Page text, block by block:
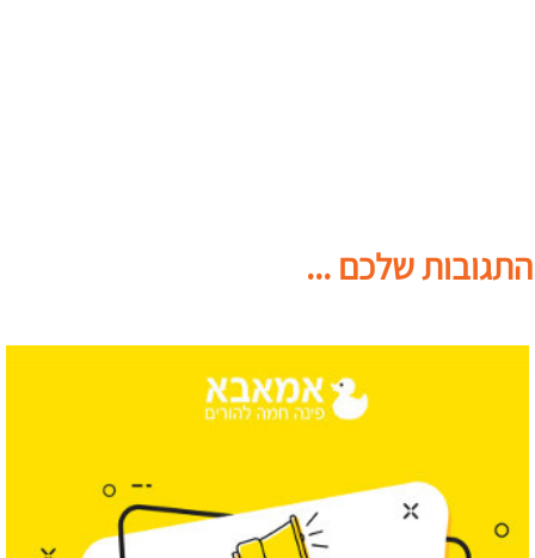
התגובות שלכם ...